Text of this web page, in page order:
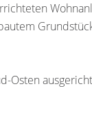
Osten